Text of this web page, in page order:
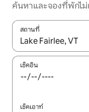
ค้นหาและจองที่พักไม่
สถานที่
ใช้ลูกศรขึ้นลง หรือใช้
เช็คอิน
เช็คเอาท์